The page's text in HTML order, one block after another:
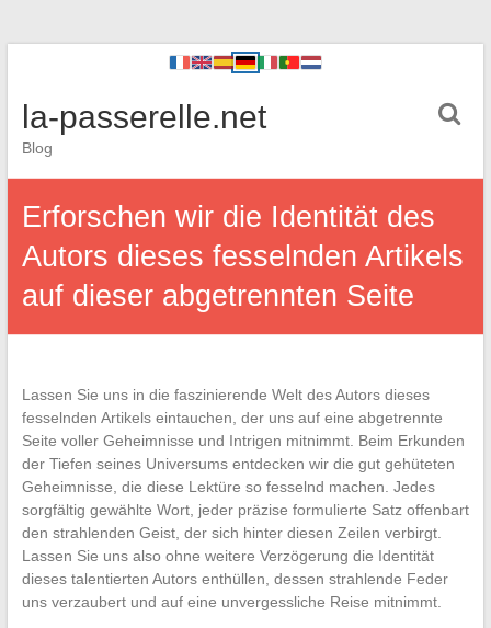
la-passerelle.net
Blog
Erforschen wir die Identität des
Autors dieses fesselnden Artikels
auf dieser abgetrennten Seite
Lassen Sie uns in die faszinierende Welt des Autors dieses
fesselnden Artikels eintauchen, der uns auf eine abgetrennte
Seite voller Geheimnisse und Intrigen mitnimmt. Beim Erkunden
der Tiefen seines Universums entdecken wir die gut gehüteten
Geheimnisse, die diese Lektüre so fesselnd machen. Jedes
sorgfältig gewählte Wort, jeder präzise formulierte Satz offenbart
den strahlenden Geist, der sich hinter diesen Zeilen verbirgt.
Lassen Sie uns also ohne weitere Verzögerung die Identität
dieses talentierten Autors enthüllen, dessen strahlende Feder
uns verzaubert und auf eine unvergessliche Reise mitnimmt.